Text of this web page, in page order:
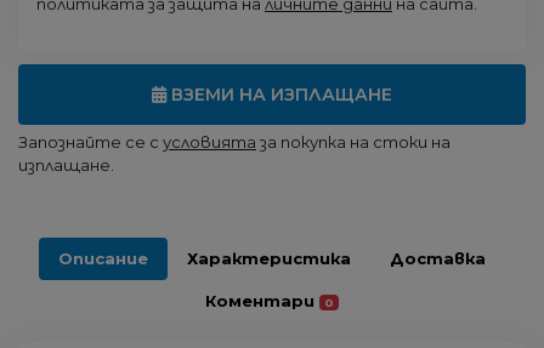
ВЗЕМИ НА ИЗПЛАЩАНЕ
Запознайте се с условията за покупка на стоки на
изплащане.
Описание Характеристика Доставка
Коментари 0